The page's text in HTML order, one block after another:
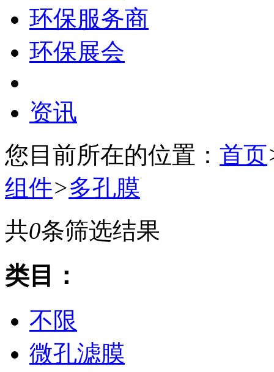
环保服务商
环保展会
资讯
您目前所在的位置： 首页
组件>多孔膜
共0条筛选结果
类目：
不限
微孔滤膜